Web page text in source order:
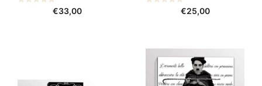
€33,00 €25,00
Questo
prodotto